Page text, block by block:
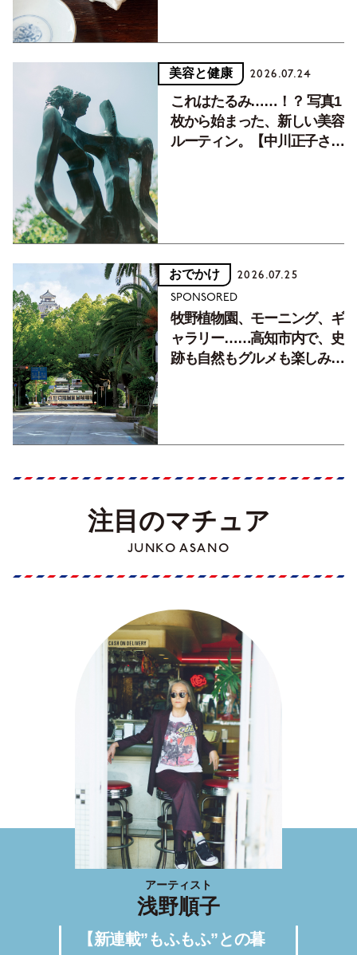
美容と健康 2026.07.24
これはたるみ……！？ 写真1
枚から始まった、新しい美容
ルーティン。【中川正子さん
おでかけ 2026.07.25
SPONSORED
牧野植物園、モーニング、ギ
ャラリー……高知市内で、史
跡も自然もグルメも楽しみ尽
注目のマチュア
JUNKO ASANO
アーティスト
浅野順子
【新連載”もふもふ”との暮